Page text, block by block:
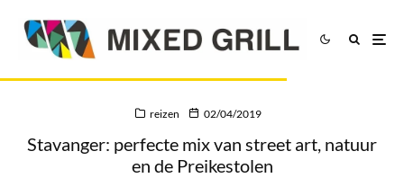
reizen 02/04/2019
Stavanger: perfecte mix van street art, natuur
en de Preikestolen